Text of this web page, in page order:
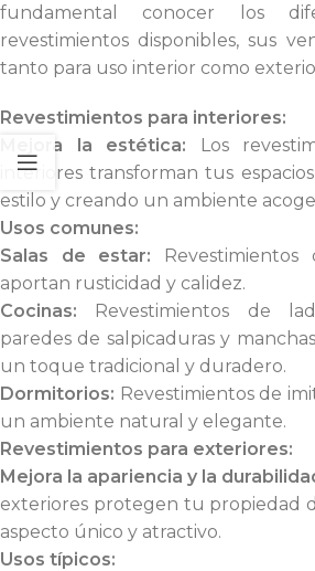
fundamental conocer los
revestimientos disponibles, sus
tanto para uso interior como
Revestimientos para interiores:
Mejora la estética: Los
interiores transforman tus
estilo y creando un ambiente
Usos comunes:
Salas de estar: Revestimientos
aportan rusticidad y calidez.
Cocinas: Revestimientos de
paredes de salpicaduras y
un toque tradicional y duradero.
Dormitorios: Revestimientos de
un ambiente natural y elegante.
Revestimientos para exteriores:
Mejora la apariencia y la
exteriores protegen tu propiedad
aspecto único y atractivo.
Usos típicos: